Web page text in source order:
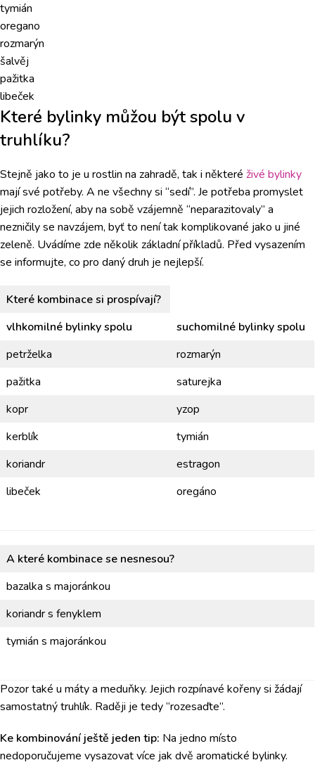
tymián
oregano
rozmarýn
šalvěj
pažitka
libeček
Které bylinky můžou být spolu v
truhlíku?
Stejně jako to je u rostlin na zahradě, tak i některé živé bylinky
mají své potřeby. A ne všechny si “sedí”. Je potřeba promyslet
jejich rozložení, aby na sobě vzájemně “neparazitovaly” a
nezničily se navzájem, byť to není tak komplikované jako u jiné
zeleně. Uvádíme zde několik základní příkladů. Před vysazením
se informujte, co pro daný druh je nejlepší.
Které kombinace si prospívají?
vlhkomilné bylinky spolu
suchomilné bylinky spolu
petrželka
rozmarýn
pažitka
saturejka
kopr
yzop
kerblík
tymián
koriandr
estragon
libeček
oregáno
A které kombinace se nesnesou?
bazalka s majoránkou
koriandr s fenyklem
tymián s majoránkou
Pozor také u máty a meduňky. Jejich rozpínavé kořeny si žádají
samostatný truhlík. Raději je tedy “rozesaďte”.
Ke kombinování ještě jeden tip: Na jedno místo
nedoporučujeme vysazovat více jak dvě aromatické bylinky.